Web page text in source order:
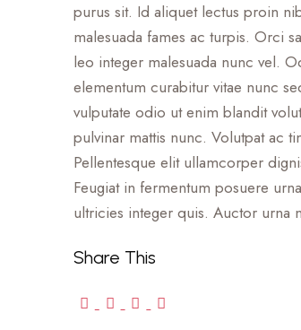
purus sit. Id aliquet lectus proin
malesuada fames ac turpis. Orci
leo integer malesuada nunc vel.
elementum curabitur vitae nunc
vulputate odio ut enim blandit
pulvinar mattis nunc. Volutpat ac
Pellentesque elit ullamcorper
Feugiat in fermentum posuere
ultricies integer quis. Auctor urna
Share This